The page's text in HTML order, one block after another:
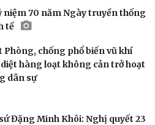
niệm 70 năm Ngày truyền thống
tế
Phòng, chống phổ biến vũ khí
hàng loạt không cản trở hoạt
dân sự
Đặng Minh Khôi: Nghị quyết 23